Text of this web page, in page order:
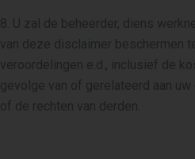
8. U zal de beheerder, diens
van deze disclaimer beschermen
veroordelingen e.d., inclusief de
gevolge van of gerelateerd aan
of de rechten van derden.